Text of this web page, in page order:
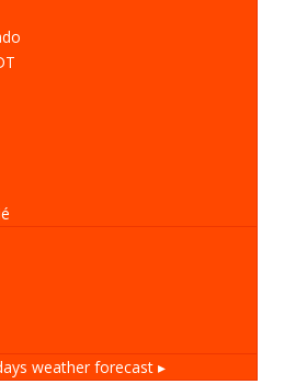
weather forecast ▸